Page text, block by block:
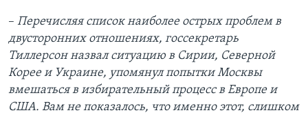
– Перечисляя список наиболее острых проблем в
двусторонних отношениях, госсекретарь
Тиллерсон назвал ситуацию в Сирии, Северной
Корее и Украине, упомянул попытки Москвы
вмешаться в избирательный процесс в Европе и
США. Вам не показалось, что именно этот, слишком